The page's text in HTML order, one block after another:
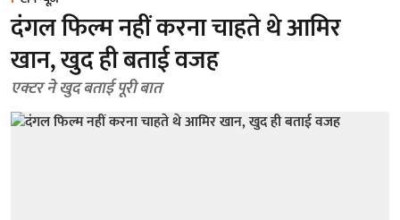
दंगल फिल्म नहीं करना चाहते थे आमिर
खान, खुद ही बताई वजह
एक्टर ने खुद बताई पूरी बात